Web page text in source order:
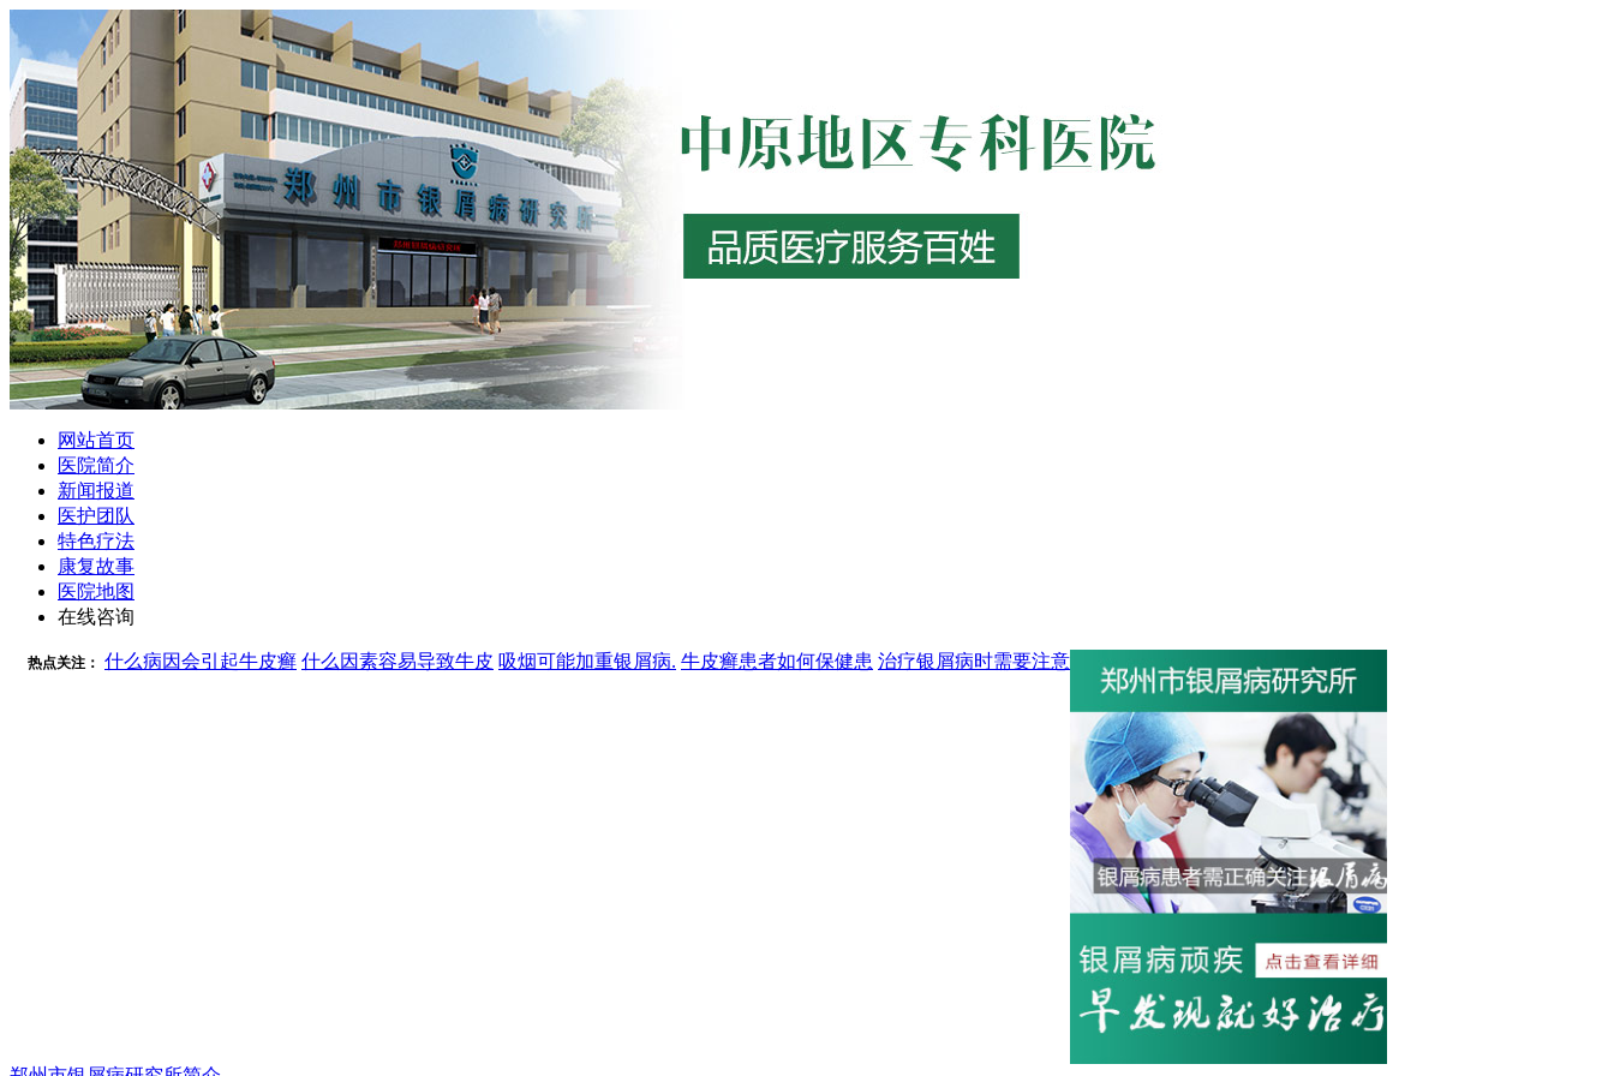
网站首页
医院简介
新闻报道
医护团队
特色疗法
康复故事
医院地图
在线咨询
热点关注： 什么病因会引起牛皮癣 什么因素容易导致牛皮 吸烟可能加重银屑病. 牛皮癣患者如何保健患 治疗银屑病时需要注意